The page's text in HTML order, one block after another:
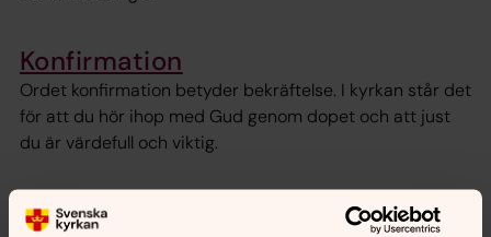
Konfirmation
Ordet konfirmation betyder bekräftelse. I kyrkan står det
för att du hör ihop med Gud genom dopet och att just
du är värdefull och viktig.